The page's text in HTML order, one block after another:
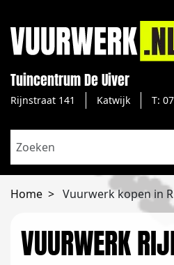
Tuincentrum De Uiver
Rijnstraat 141 Katwijk T:
Home Vuurwerk kopen in
VUURWERK